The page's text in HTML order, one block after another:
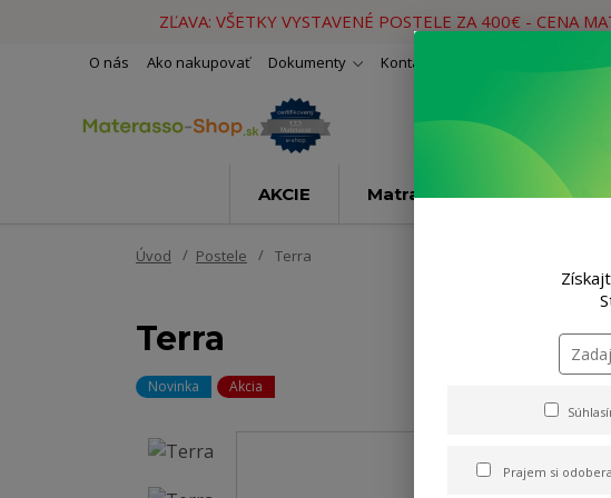
ZĽAVA: VŠETKY VYSTAVENÉ POSTELE ZA 400€ - CENA
O nás Ako nakupovať Dokumenty Kontakty
AKCIE Matrace Rošty
Úvod Postele Terra
Terra
Novinka Akcia
Prajem si